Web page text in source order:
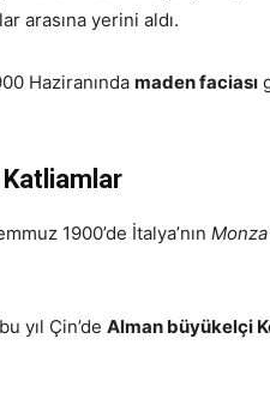
arasına yerini aldı.
Haziranında maden faciası
1900’de İtalya’nın Monza
yıl Çin’de Alman büyükelçi